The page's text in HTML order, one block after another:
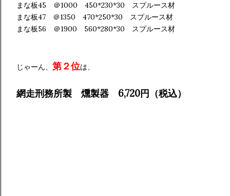
まな板45 ＠1000 450*230*30 スプルース材
まな板47 ＠1350 470*250*30 スプルース材
まな板56 ＠1900 560*280*30 スプルース材
じゃーん、 第２位は、
網走刑務所製 燻製器 6,720円（税込）